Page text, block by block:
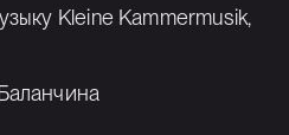
Kleine Kammermusik,